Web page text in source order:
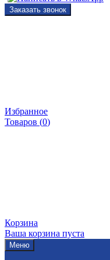
Заказать звонок
Избранное
Товаров (0)
Корзина
Ваша корзина пуста
Меню